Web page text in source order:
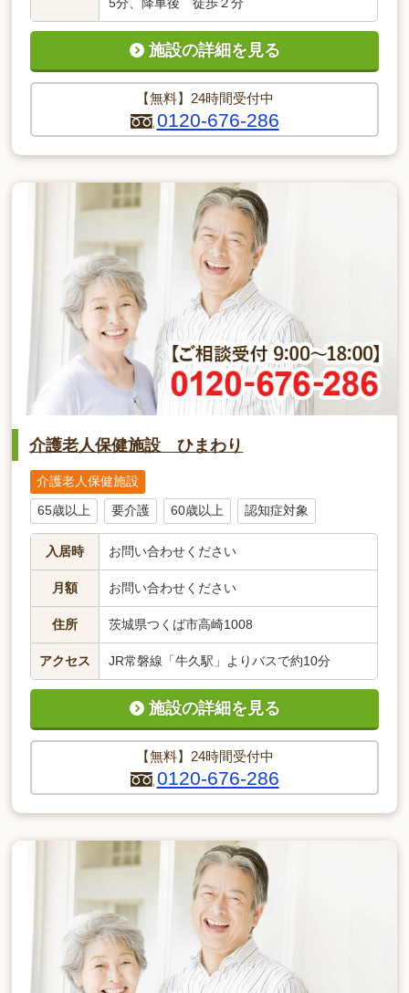
5分、降車後 徒歩２分
【無料】24時間受付中
0120-676-286
施設の詳細を見る
介護老人保健施設 ひまわり
介護老人保健施設
65歳以上 要介護 60歳以上 認知症対象
入居時 お問い合わせください
月額 お問い合わせください
住所 茨城県つくば市高崎1008
アクセス JR常磐線「牛久駅」よりバスで約10分
【無料】24時間受付中
0120-676-286
施設の詳細を見る